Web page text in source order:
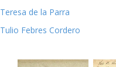
Teresa de la Parra
Tulio Febres Cordero